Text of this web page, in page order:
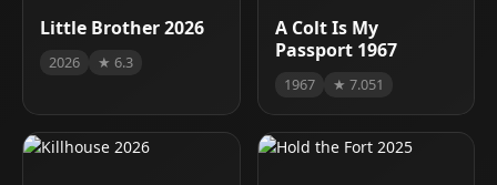
Little Brother 2026
2026 ★ 6.3
A Colt Is My
Passport 1967
1967 ★ 7.051